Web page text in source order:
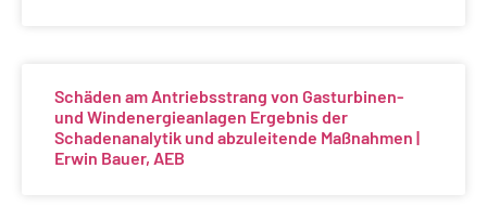
Schäden am Antriebsstrang von Gasturbinen-
und Windenergieanlagen Ergebnis der
Schadenanalytik und abzuleitende Maßnahmen |
Erwin Bauer, AEB